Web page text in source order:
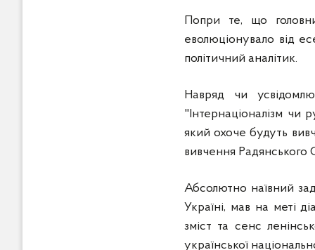
Попри те, що
еволюціонувало від
політичний аналітик.
Навряд чи
"Інтернаціоналізм чи
який охоче будуть
вивчення Радянського
Абсолютно наївний
Україні, мав на меті
зміст та сенс
української